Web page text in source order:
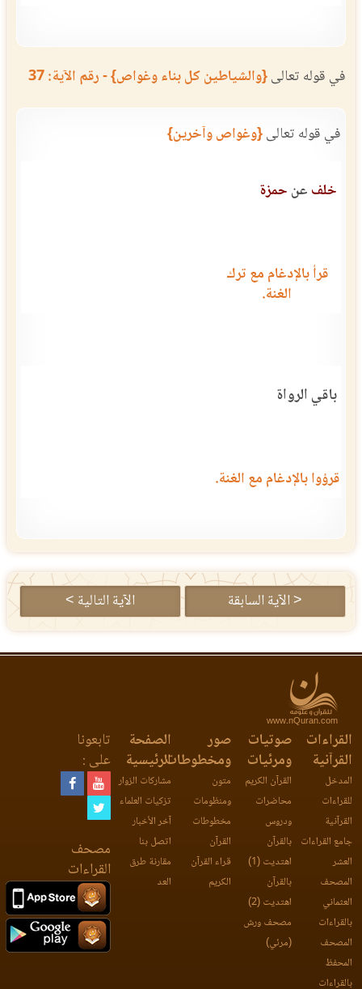
في قوله تعالى{والشياطين كل بناء وغواص} - رقم الآية: 37
في قوله تعالى{وغواص وآخرين}
خلف عن حمزة
قرأ بالإدغام مع ترك
الغنة.
باقي الرواة
قرؤوا بالإدغام مع الغنة.
< الآية السابقة الآية التالية >
www.nQuran.com
القراءات
القرآنية
المدخل
للقراءات
القرآنية
جامع القراءات
العشر
المصحف
العثماني
بالقراءات
المصحف
المحفظ
بالقراءات
صوتيات
ومرئيات
القرآن الكريم
محاضرات
ودروس
بالقرآن
اهتديت (1)
بالقرآن
اهتديت (2)
مصحف ورش
(مرئي)
صور
ومخطوطات
متون
ومنظومات
مخطوطات
القرآن
قراء القرآن
الكريم
الصفحة
الرئيسية
مشاركات الزوار
تزكيات العلماء
آخر الأخبار
اتصل بنا
مقارنة طرق
العد
تابعونا
على :
مصحف
القراءات